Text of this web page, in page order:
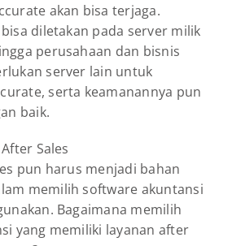
akan bisa terjaga.
diletakan pada server milik
perusahaan dan bisnis
server lain untuk
serta keamanannya pun
baik.
Sales
pun harus menjadi bahan
memilih software akuntansi
Bagaimana memilih
yang memiliki layanan after